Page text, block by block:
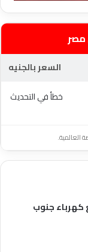
مصر
السعر بالجنيه
خطأ في التحديث
العالمية.
جنوب